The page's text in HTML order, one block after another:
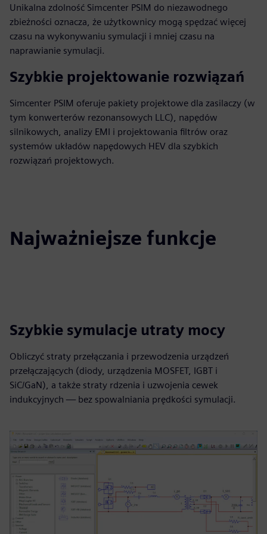
Unikalna zdolność Simcenter PSIM do niezawodnego
zbieżności oznacza, że użytkownicy mogą spędzać więcej
czasu na wykonywaniu symulacji i mniej czasu na
naprawianie symulacji.
Szybkie projektowanie rozwiązań
Simcenter PSIM oferuje pakiety projektowe dla zasilaczy (w
tym konwerterów rezonansowych LLC), napędów
silnikowych, analizy EMI i projektowania filtrów oraz
systemów układów napędowych HEV dla szybkich
rozwiązań projektowych.
Najważniejsze funkcje
Szybkie symulacje utraty mocy
Obliczyć straty przełączania i przewodzenia urządzeń
przełączających (diody, urządzenia MOSFET, IGBT i
SiC/GaN), a także straty rdzenia i uzwojenia cewek
indukcyjnych — bez spowalniania prędkości symulacji.